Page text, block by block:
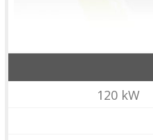
120 kW